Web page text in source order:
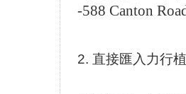
-588 Canton
2. 直接匯入力行